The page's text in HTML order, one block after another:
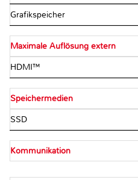
Grafikspeicher
Maximale Auflösung extern
HDMI™
Speichermedien
SSD
Kommunikation